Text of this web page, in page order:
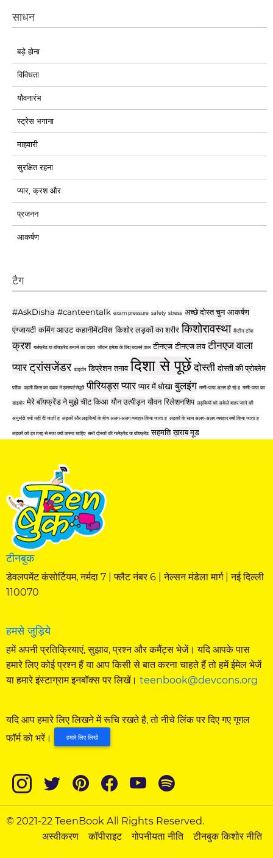
साधन
बड़े होना
विविधता
यौवनारंभ
स्ट्रेस भगाना
माहवारी
सुरक्षित रहना
प्यार, क्रश और
प्रजनन
आकर्षण
टैग
#AskDisha #canteentalk exam pressure safety stress अच्छे दोस्त चुन आकर्षण
एंग्जायटी कमिंग आउट कहानीमेंटविस किशोर लड़कों का शरीर किशोरावस्था कैंटीन टॉक
क्रश गर्लफ्रेंड या बॉयफ्रेंड बनाने का दबाव जीवन हमेशा के लिए बदलने वाल टीनएज टीनएज लव टीनएज वाला
प्यार ट्रांसजेंडर डाइवोर डिप्रेशन तनाव दिशा से पूछें दोस्ती दोस्ती की प्रोब्लेम
परीक पहली किस का दबाव #एक्सपर्टसेपूछें पीरियड्स प्यार प्यार में धोखा बुलइंग मम्मी-पापा अलग हो रहे ह मम्मी-पापा का
डाइवोर मेरे बॉयफ्रेंड ने मुझे चीट किआ यौन उत्पीड़न यौवन रिलेशनशिप लड़कियों को अकेले बाहर जाने की
अनुमति क्यों नहीं दी जाती ह लड़कों और लड़कियों के बीच अलग-अलग व्यवहार किया जाता ह लड़कों के साथ अलग-अलग व्यवहार क्यों किया जाता ह
लड़कों को हर तरह से मजा क्यों करना चाहिए सभी दोस्तों की गर्लफ्रेंड या बॉयफ्रेंड सहमति ख़राब मूड
टीनबुक
डेवलपमेंट कंसोर्टियम, नर्मदा 7 | फ्लैट नंबर 6 | नेल्सन मंडेला मार्ग | नई दिल्ली
110070
हमसे जुड़िये
हमें अपनी प्रतिक्रियाएं, सुझाव, प्रश्न और कमैंट्स भेजें। यदि आपके पास
हमारे लिए कोई प्रश्न हैं या आप किसी से बात करना चाहते हैं तो हमें ईमेल भेजें
या हमारे इंस्टाग्राम इनबॉक्स पर लिखें।teenbook@devcons.org
यदि आप हमारे लिए लिखने में रूचि रखते है, तो नीचे लिंक पर दिए गए गूगल
फॉर्म को भरें।
हमारे लिए लिखें
© 2021-22 TeenBook All Rights Reserved.
अस्वीकरण
कॉपीराइट गोपनीयता नीति टीनबुक किशोर नीति